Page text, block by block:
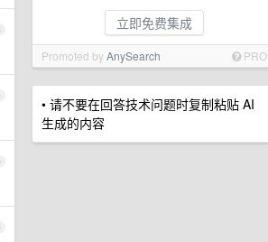
立即免费集成
Promoted byAnySearch PRO
• 请不要在回答技术问题时复制粘贴 AI
生成的内容